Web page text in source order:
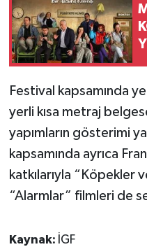
Festival kapsamında
yerli kısa metraj
yapımların gösterimi
kapsamında ayrıca
katkılarıyla “Köpekler
“Alarmlar” filmleri de
Kaynak: İGF